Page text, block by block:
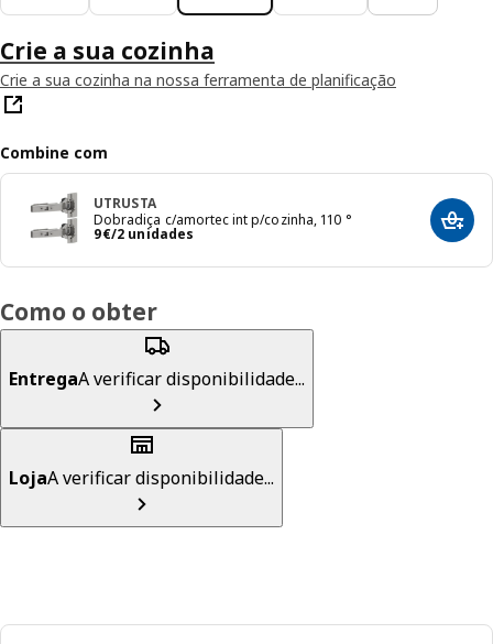
Crie a sua cozinha
Crie a sua cozinha na nossa ferramenta de planificação
Combine com
UTRUSTA
Dobradiça c/amortec int p/cozinha, 110 °
9€/2 unidades
Preço 9€/2 unidades
Como o obter
EntregaA verificar disponibilidade...
LojaA verificar disponibilidade...